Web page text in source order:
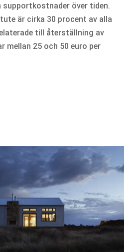
över tiden.
är cirka 30 procent av alla
till återställning av
mellan 25 och 50 euro per